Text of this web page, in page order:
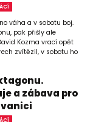
váha a v sobotu boj.
pak přišly ale
Kozma vrací opět
zvítězil, v sobotu ho
a zábava pro